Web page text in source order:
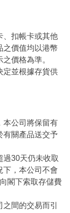
、扣帳卡或其他
之價值均以港幣
價格為準。
定並根據存貨供
本公司將保留有
有關產品送交予
過30天仍未收取
下，本公司不會
閣下索取存儲費
間的交易而引